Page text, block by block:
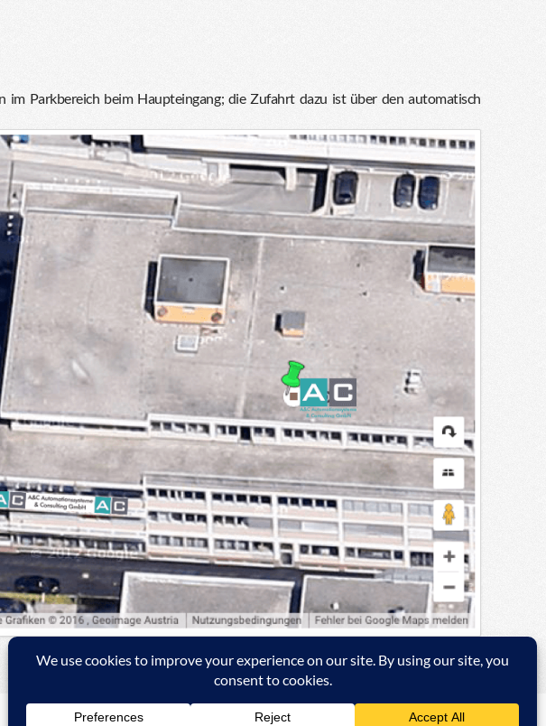
Parkbereich beim Haupteingang; die Zufahrt dazu ist über den automatisch